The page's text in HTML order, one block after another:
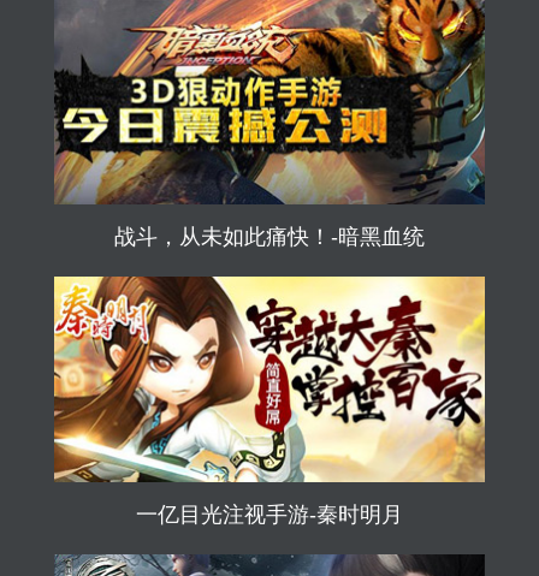
战斗，从未如此痛快！-暗黑血统
一亿目光注视手游-秦时明月